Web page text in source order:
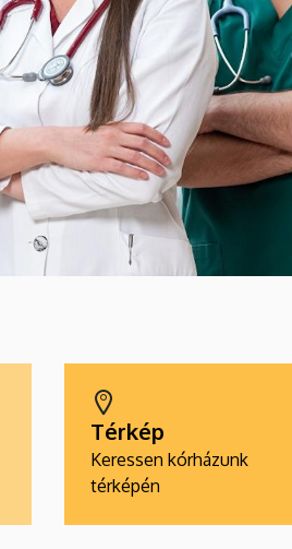
Térkép
Keressen kórházunk
térképén